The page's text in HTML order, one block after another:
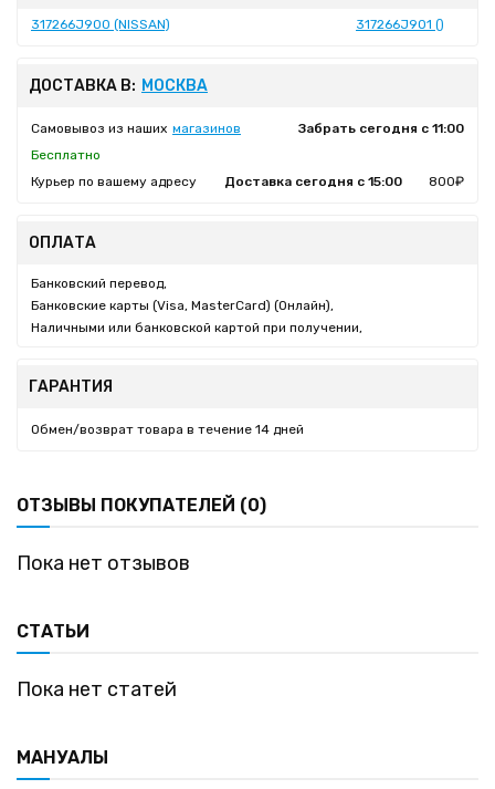
317266J900 (NISSAN) 317266J901 ()
ДОСТАВКА В: МОСКВА
Самовывоз из наших магазинов
Забрать сегодня с 11:00
Бесплатно
Курьер по вашему адресу
Доставка сегодня с 15:00 800₽
ОПЛАТА
Банковский перевод,
Банковские карты (Visa, MasterCard) (Онлайн),
Наличными или банковской картой при получении,
ГАРАНТИЯ
Обмен/возврат товара в течение 14 дней
ОТЗЫВЫ ПОКУПАТЕЛЕЙ (0)
Пока нет отзывов
СТАТЬИ
Пока нет статей
МАНУАЛЫ